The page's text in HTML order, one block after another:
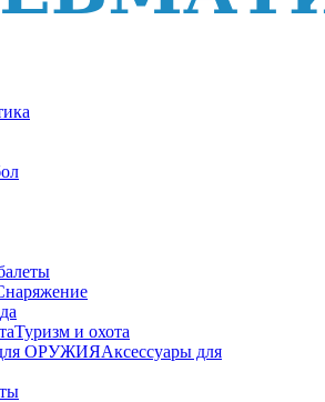
Туризм и охота
Аксессуары для